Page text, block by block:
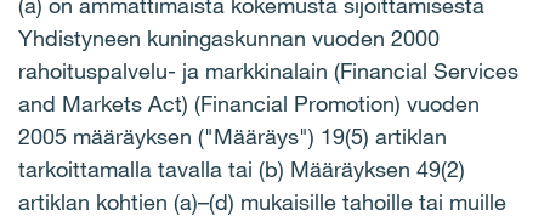
Yhdistyneen kuningaskunnan vuoden 2000
rahoituspalvelu- ja markkinalain (Financial Services
and Markets Act) (Financial Promotion) vuoden
2005 määräyksen ("Määräys") 19(5) artiklan
tarkoittamalla tavalla tai (b) Määräyksen 49(2)
artiklan kohtien (a)–(d) mukaisille tahoille tai muille